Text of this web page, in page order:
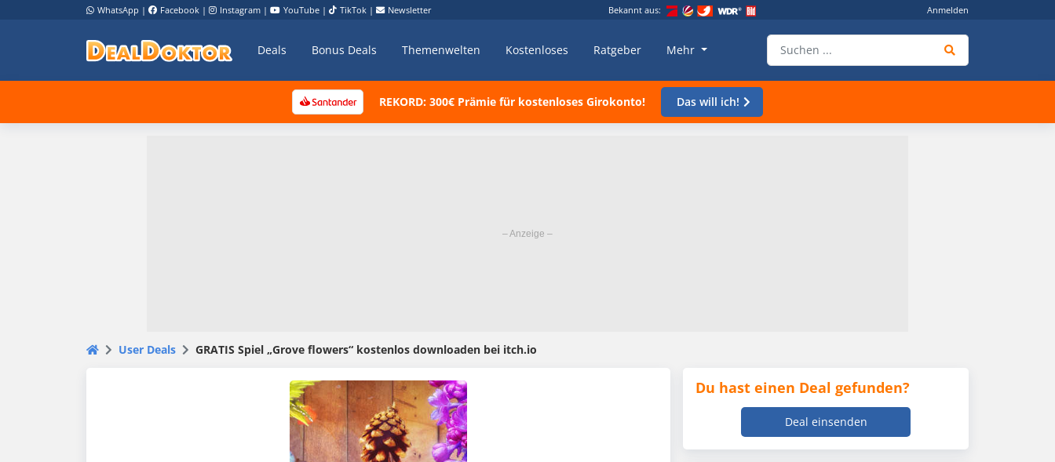
WhatsApp | Facebook | Instagram | YouTube | TikTok | Newsletter Bekannt aus: Anmelden
Deals Bonus Deals Themenwelten Kostenloses Ratgeber Mehr
REKORD: 300€ Prämie für kostenloses Girokonto! Das will ich!
User Deals GRATIS Spiel „Grove flowers“ kostenlos downloaden bei itch.io
Du hast einen Deal gefunden?
Deal einsenden